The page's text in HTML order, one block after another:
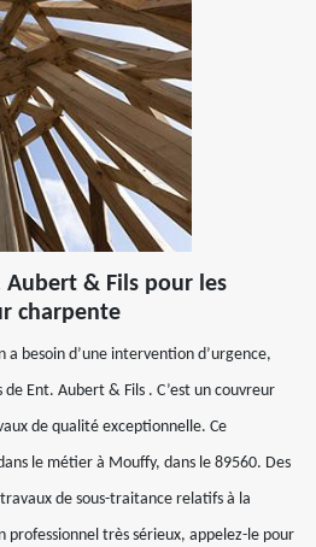
Aubert & Fils pour les
charpente
a besoin d’une intervention d’urgence,
de Ent. Aubert & Fils . C’est un couvreur
de qualité exceptionnelle. Ce
le métier à Mouffy, dans le 89560. Des
de sous-traitance relatifs à la
professionnel très sérieux, appelez-le pour